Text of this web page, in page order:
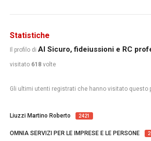
Statistiche
Il profilo di Al Sicuro, fideiussioni e RC
visitato 618 volte
Gli ultimi utenti registrati che hanno visitato questo
Liuzzi Martino Roberto 2421
OMNIA SERVIZI PER LE IMPRESE E LE PERSONE